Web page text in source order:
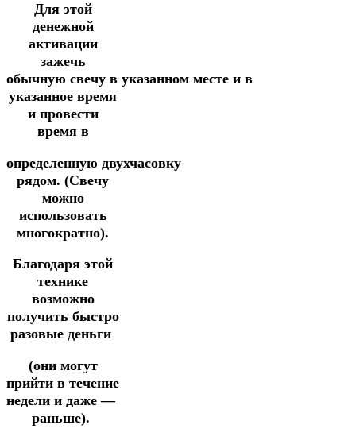
Для этой
денежной
активации
зажечь
обычную свечу в указанном месте и в
указанное время
и провести
время в
определенную двухчасовку
рядом. (Свечу
можно
использовать
многократно).
Благодаря этой
технике
возможно
получить быстро
разовые деньги
(они могут
прийти в течение
недели и даже —
раньше).